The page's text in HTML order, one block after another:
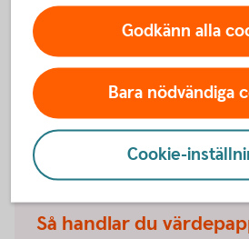
Vi har värdepapperstjänster för
som passar dig beror på dig och
mer om våra
Våra värdepapperstjänster
Så handlar du
Godkänn alla
Bara nödvändiga
Cookie-